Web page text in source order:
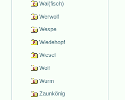
Wal(fisch)
Werwolf
Wespe
Wiedehopf
Wiesel
Wolf
Wurm
Zaunkönig